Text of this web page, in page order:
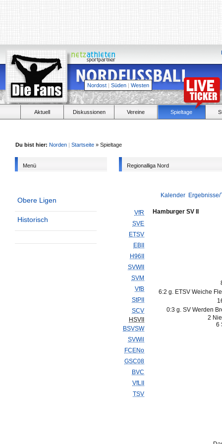
Nordost | Süden | Westen
Aktuell Diskussionen Vereine Spieltage
Du bist hier: Norden | Startseite » Spieltage
Menü
Obere Ligen
Historisch
Regionalliga Nord
Kalender
VfR
SVE
ETSV
EBII
H96II
SVWII
SVM
VfB
StPII
SCV
HSVII
BSVSW
SVWil
FCENo
GSC08
BVC
VfLII
TSV
Hamburger SV II
6:2 g. ETSV Weiche
0:3 g. SV Werden
2
6